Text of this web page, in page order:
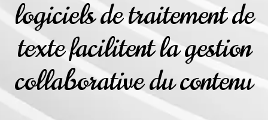
logiciels de traitement de
texte facilitent la gestion
collaborative du contenu